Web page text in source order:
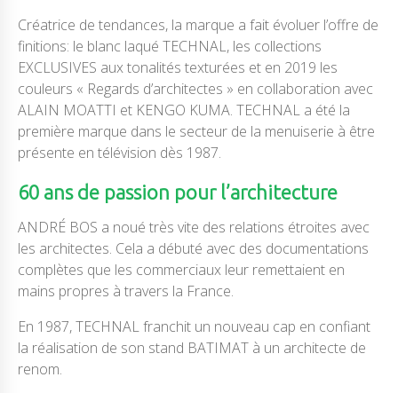
Créatrice de tendances, la marque a fait évoluer l’offre de
finitions: le blanc laqué TECHNAL, les collections
EXCLUSIVES aux tonalités texturées et en 2019 les
couleurs « Regards d’architectes » en collaboration avec
ALAIN MOATTI et KENGO KUMA. TECHNAL a été la
première marque dans le secteur de la menuiserie à être
présente en télévision dès 1987.
60 ans de passion pour l’architecture
ANDRÉ BOS a noué très vite des relations étroites avec
les architectes. Cela a débuté avec des documentations
complètes que les commerciaux leur remettaient en
mains propres à travers la France.
En 1987, TECHNAL franchit un nouveau cap en confiant
la réalisation de son stand BATIMAT à un architecte de
renom.